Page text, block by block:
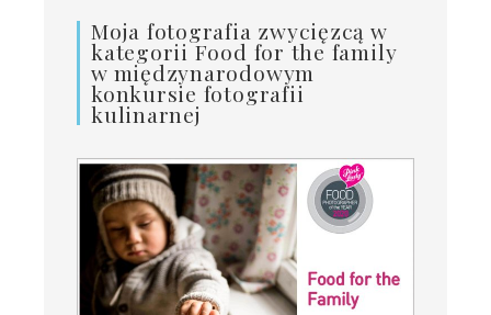
Moja fotografia zwycięzcą w
kategorii Food for the family
w międzynarodowym
konkursie fotografii
kulinarnej